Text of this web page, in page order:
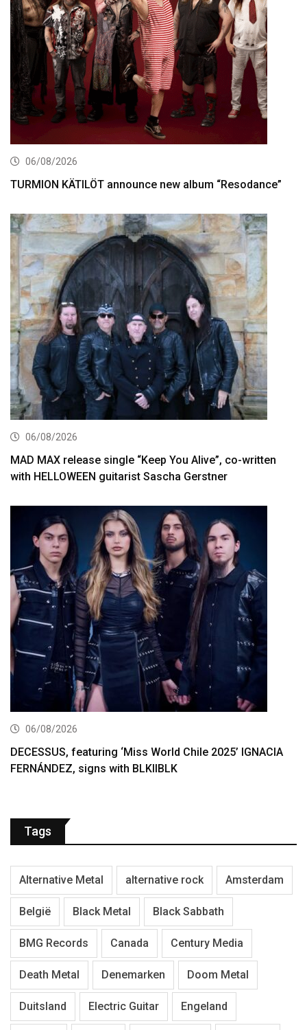
06/08/2026
TURMION KÄTILÖT announce new album “Resodance”
06/08/2026
MAD MAX release single “Keep You Alive”, co-written
with HELLOWEEN guitarist Sascha Gerstner
06/08/2026
DECESSUS, featuring ‘Miss World Chile 2025’ IGNACIA
FERNÁNDEZ, signs with BLKIIBLK
Tags
Alternative Metal alternative rock Amsterdam
België Black Metal Black Sabbath
BMG Records Canada Century Media
Death Metal Denemarken Doom Metal
Duitsland Electric Guitar Engeland